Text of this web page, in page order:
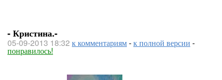
- Кристина.-
05-09-2013 18:32 к комментариям-к полной версии -
понравилось!